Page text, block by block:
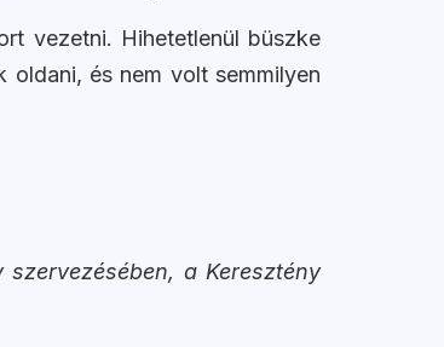
vezetni. Hihetetlenül büszke
és nem volt semmilyen
a Keresztény